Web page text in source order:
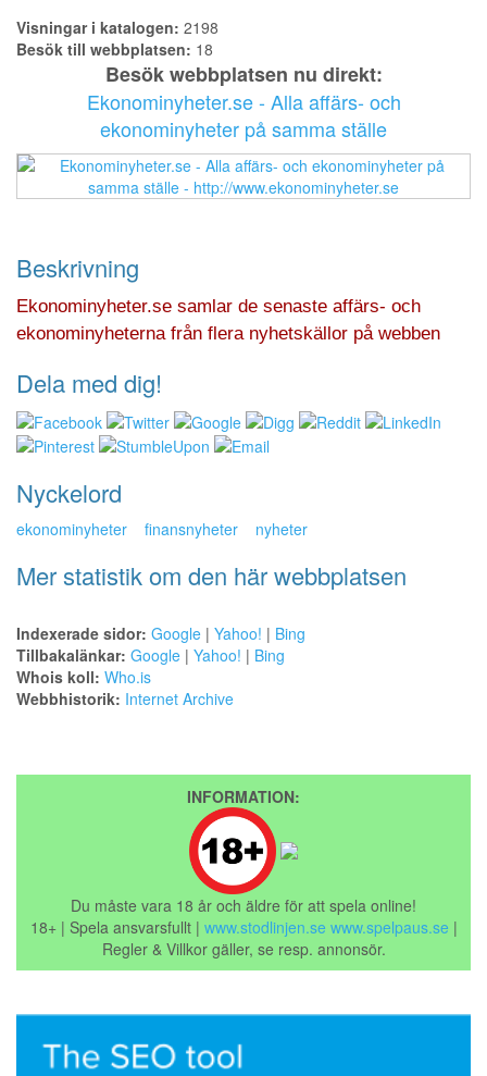
Visningar i katalogen: 2198
Besök till webbplatsen: 18
Besök webbplatsen nu direkt:
Ekonominyheter.se - Alla affärs- och
ekonominyheter på samma ställe
Beskrivning
Ekonominyheter.se samlar de senaste affärs- och
ekonominyheterna från flera nyhetskällor på webben
Dela med dig!
Nyckelord
ekonominyheter finansnyheter nyheter
Mer statistik om den här webbplatsen
Indexerade sidor: Google | Yahoo! | Bing
Tillbakalänkar: Google | Yahoo! | Bing
Whois koll: Who.is
Webbhistorik: Internet Archive
INFORMATION:
Du måste vara 18 år och äldre för att spela online!
18+ | Spela ansvarsfullt | www.stodlinjen.se www.spelpaus.se |
Regler & Villkor gäller, se resp. annonsör.